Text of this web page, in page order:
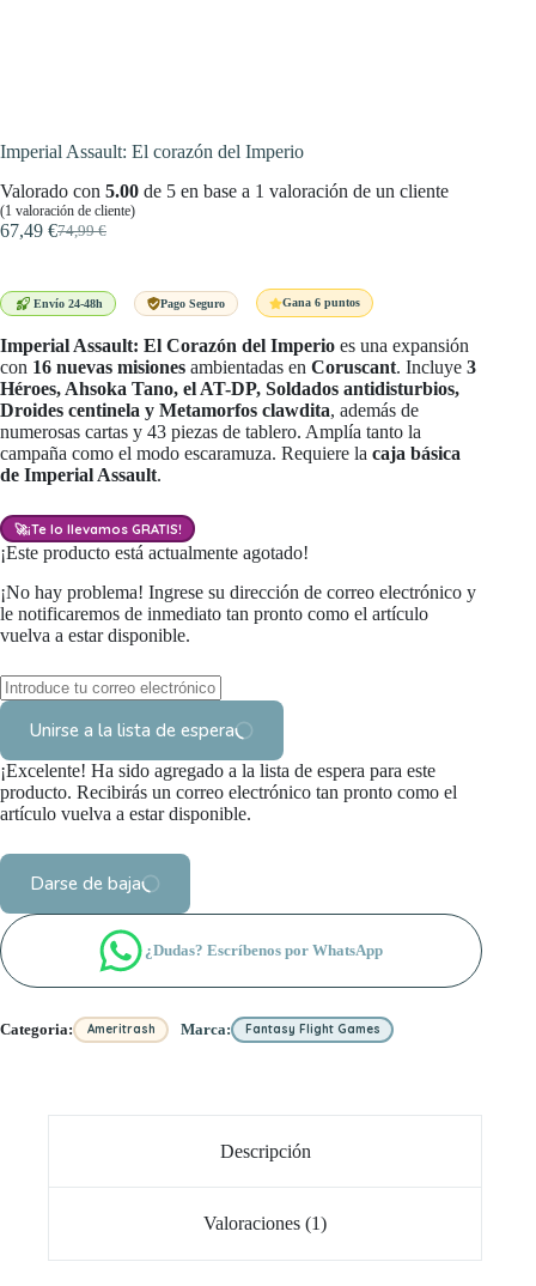
Imperial Assault: El corazón del Imperio
Valorado con 5.00 de 5 en base a 1 valoración de un cliente
(1 valoración de cliente)
74,99€
El
era:
67,49 €El
es:
Envío 24-48h Pago Seguro Gana 6 puntos
Imperial Assault: El Corazón del Imperio es una expansión
con 16 nuevas misiones ambientadas en Coruscant. Incluye 3
Héroes, Ahsoka Tano, el AT-DP, Soldados antidisturbios,
Droides centinela y Metamorfos clawdita, además de
numerosas cartas y 43 piezas de tablero. Amplía tanto la
campaña como el modo escaramuza. Requiere la caja básica
de Imperial Assault.
🚀¡Te lo llevamos GRATIS!
¡Este producto está actualmente agotado!
¡No hay problema! Ingrese su dirección de correo electrónico y
le notificaremos de inmediato tan pronto como el artículo
vuelva a estar disponible.
Unirse a la lista de espera
¡Excelente! Ha sido agregado a la lista de espera para este
producto. Recibirás un correo electrónico tan pronto como el
artículo vuelva a estar disponible.
Darse de baja
¿Dudas? Escríbenos por WhatsApp
Categoria: Ameritrash Marca: Fantasy Flight Games
Descripción
Valoraciones (1)